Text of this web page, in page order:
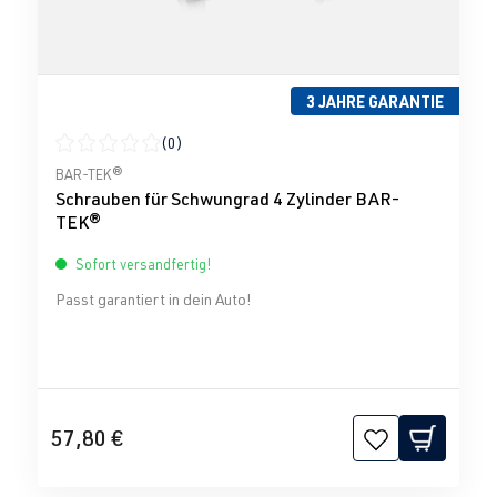
3 JAHRE GARANTIE
Durchschnittliche Bewertung von 0 von 5 Sternen
(0)
BAR-TEK®
Schrauben für Schwungrad 4 Zylinder BAR-
TEK®
Sofort versandfertig!
Passt garantiert in dein Auto!
57,80 €